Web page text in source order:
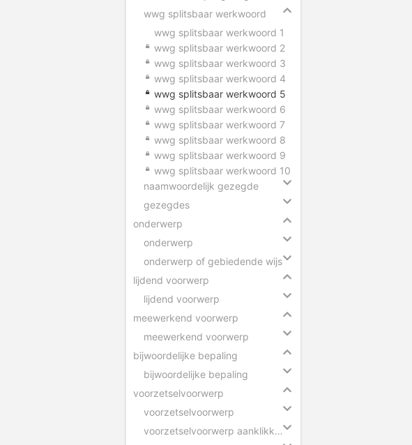
wwg splitsbaar werkwoord
wwg splitsbaar werkwoord 1
wwg splitsbaar werkwoord 2
wwg splitsbaar werkwoord 3
wwg splitsbaar werkwoord 4
wwg splitsbaar werkwoord 5
wwg splitsbaar werkwoord 6
wwg splitsbaar werkwoord 7
wwg splitsbaar werkwoord 8
wwg splitsbaar werkwoord 9
wwg splitsbaar werkwoord 10
naamwoordelijk gezegde
gezegdes
onderwerp
onderwerp
onderwerp of gebiedende wijs
lijdend voorwerp
lijdend voorwerp
meewerkend voorwerp
meewerkend voorwerp
bijwoordelijke bepaling
bijwoordelijke bepaling
voorzetselvoorwerp
voorzetselvoorwerp
voorzetselvoorwerp aanklikken